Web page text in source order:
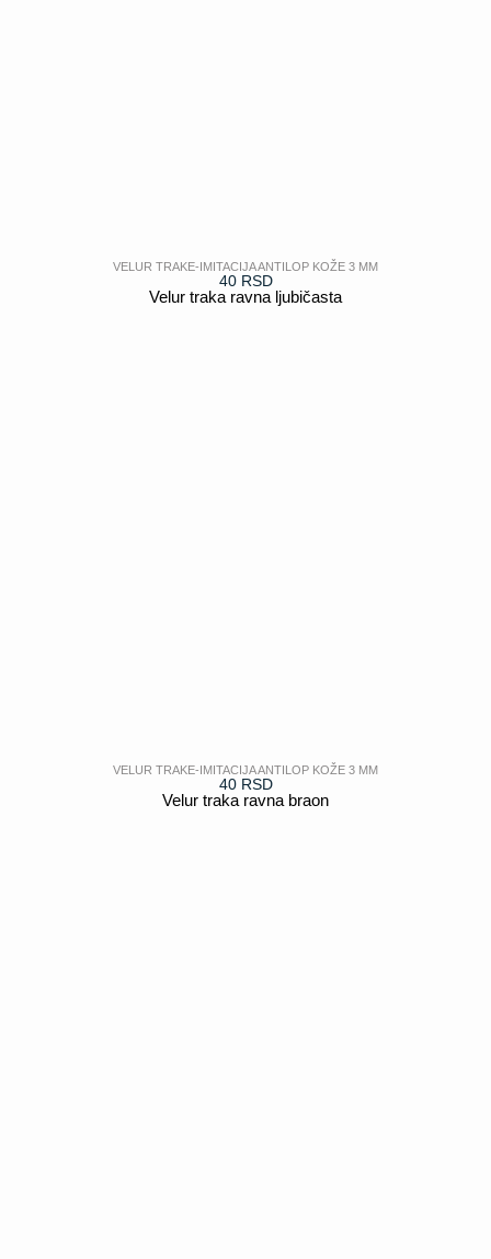
VELUR TRAKE-IMITACIJA ANTILOP KOŽE 3 MM
40 RSD
Velur traka ravna ljubičasta
VELUR TRAKE-IMITACIJA ANTILOP KOŽE 3 MM
40 RSD
Velur traka ravna braon